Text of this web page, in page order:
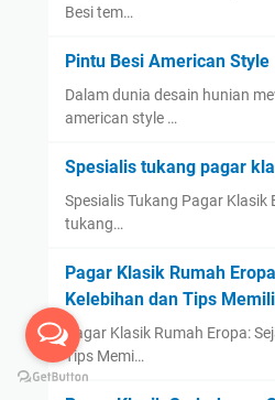
Besi tem…
Pintu Besi American Style
Dalam dunia desain hunian
american style …
Spesialis tukang pagar
Spesialis Tukang Pagar Klasik
tukang…
Pagar Klasik Rumah
Kelebihan dan Tips
Pagar Klasik Rumah Eropa:
Tips Memi…